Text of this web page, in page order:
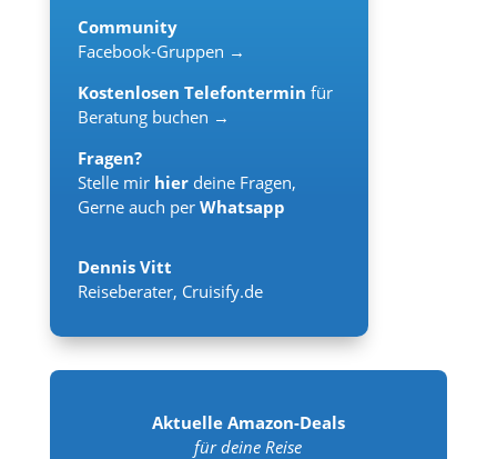
Community
Facebook-Gruppen →
Kostenlosen Telefontermin für
Beratung buchen →
Fragen?
Stelle mir hier deine Fragen,
Gerne auch per Whatsapp
Dennis Vitt
Reiseberater, Cruisify.de
Aktuelle Amazon-Deals
für deine Reise